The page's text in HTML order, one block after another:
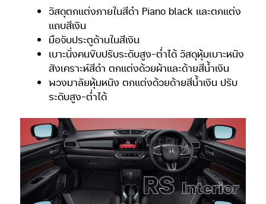
วัสดุตกแต่งภายในสีดำ Piano black และตกแต่ง
แถบสีเงิน
มือจับประตูด้านในสีเงิน
เบาะนั่งคนขับปรับระดับสูง-ต่ำได้ วัสดุหุ้มเบาะหนัง
สังเคราะห์สีดำ ตกแต่งด้วยผ้าและด้ายสีน้ำเงิน
พวงมาลัยหุ้มหนัง ตกแต่งด้วยด้ายสีน้ำเงิน ปรับ
ระดับสูง-ต่ำได้